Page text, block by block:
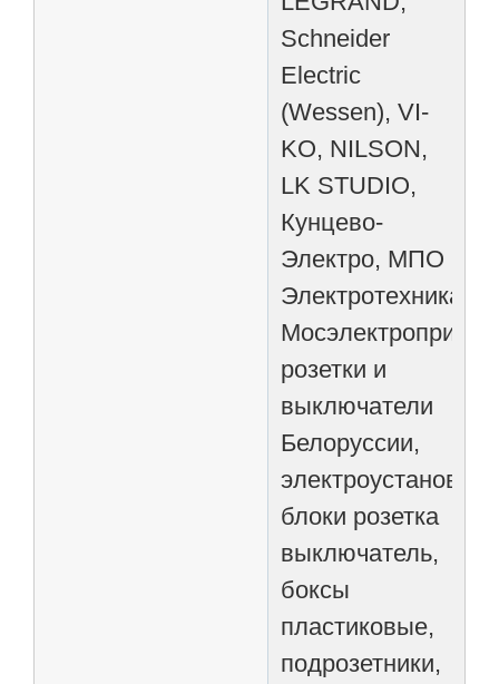
Schneider
Electric
(Wessen), VI-
KO, NILSON,
LK STUDIO,
Кунцево-
Электро, МПО
Электротехника,
розетки и
выключатели
Белоруссии,
блоки розетка
выключатель,
боксы
пластиковые,
подрозетники,